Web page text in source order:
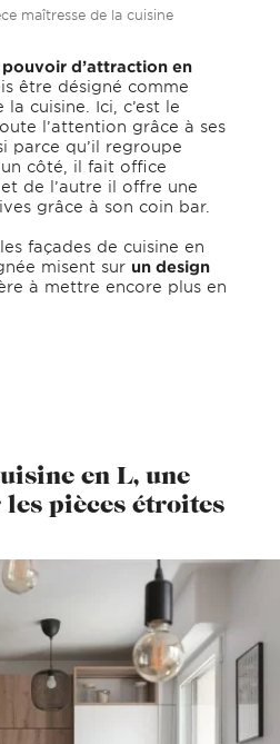
maîtresse de la cuisine
pouvoir d’attraction en
être désigné comme
la cuisine. Ici, c’est le
l’attention grâce à ses
parce qu’il regroupe
côté, il fait office
et de l’autre il offre une
grâce à son coin bar.
façades de cuisine en
misent sur un design
à mettre encore plus en
en L, une
pièces étroites